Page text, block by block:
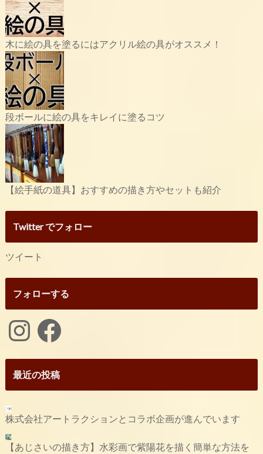
木に絵の具を塗るにはアクリル絵の具がオススメ！
段ボールに絵の具をキレイに塗るコツ
【絵手紙の道具】おすすめの描き方やセットも紹介
Twitter でフォロー
ツイート
フォローする
InstagramFacebook
最近の投稿
株式会社アートラクションとコラボ企画が進んでいます
【あじさいの描き方】水彩画で紫陽花を描く簡単な方法を